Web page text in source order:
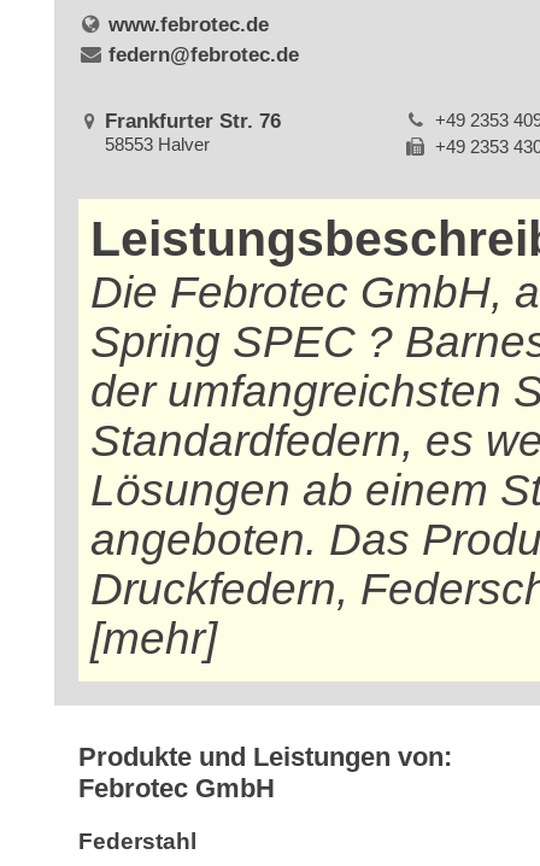
www.febrotec.de
federn@febrotec.de
Frankfurter Str. 76
58553 Halver
+49 2353
+49 2353
Die Febrotec GmbH,
Spring SPEC ?
der umfangreichsten
Standardfedern, es
Lösungen ab einem
angeboten. Das
Druckfedern,
[mehr]
Produkte und Leistungen von:
Febrotec GmbH
Federstahl